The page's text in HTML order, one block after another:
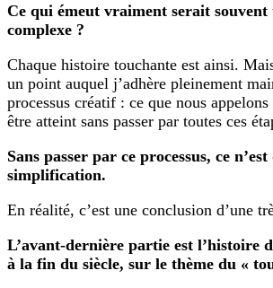
Ce qui émeut vraiment serait souvent
complexe ?
Chaque histoire touchante est ainsi.
un point auquel j’adhère pleinement
processus créatif : ce que nous
être atteint sans passer par toutes ces
Sans passer par ce processus, ce
simplification.
En réalité, c’est une conclusion d’une
L’avant-dernière partie est l’histoire
à la fin du siècle, sur le thème du «